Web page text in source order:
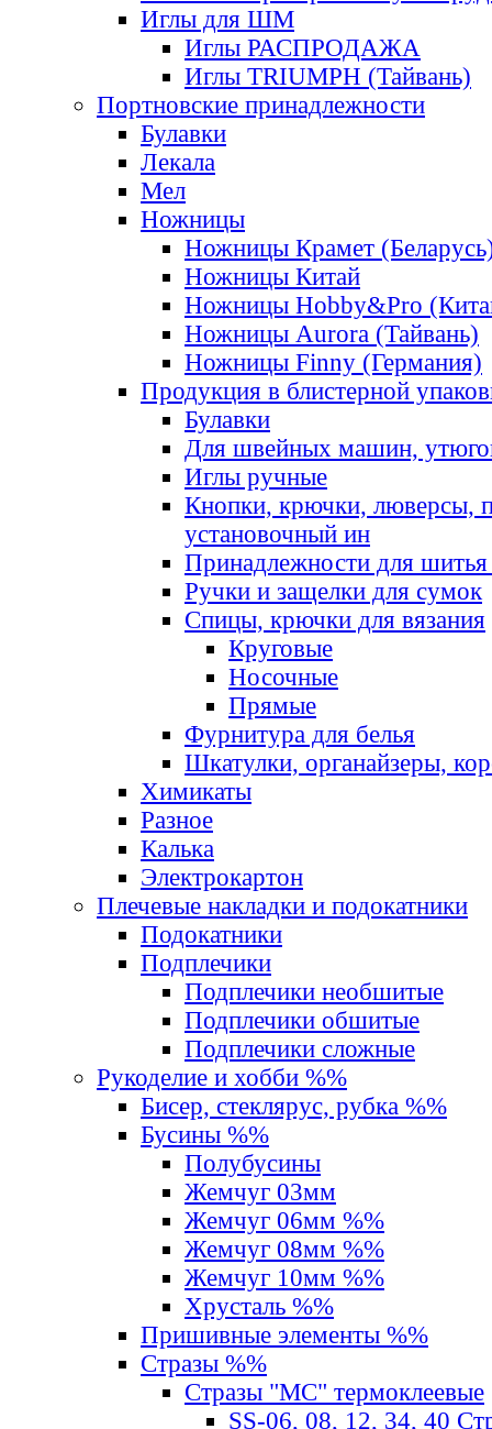
Иглы для ШМ
Иглы РАСПРОДАЖА
Иглы TRIUMPH (Тайвань)
Портновские принадлежности
Булавки
Лекала
Мел
Ножницы
Ножницы Крамет
Ножницы Китай
Ножницы Hobby&Pro
Ножницы Aurora (Тайвань)
Ножницы Finny (Германия)
Продукция в блистерной
Булавки
Для швейных машин,
Иглы ручные
Кнопки, крючки, люверсы,
установочный ин
Принадлежности для шитья
Ручки и защелки для сумок
Спицы, крючки для вязания
Круговые
Носочные
Прямые
Фурнитура для белья
Шкатулки, органайзеры,
Химикаты
Разное
Калька
Электрокартон
Плечевые накладки и подокатники
Подокатники
Подплечики
Подплечики необшитые
Подплечики обшитые
Подплечики сложные
Рукоделие и хобби %%
Бисер, стеклярус, рубка %%
Бусины %%
Полубусины
Жемчуг 03мм
Жемчуг 06мм %%
Жемчуг 08мм %%
Жемчуг 10мм %%
Хрусталь %%
Пришивные элементы %%
Стразы %%
Стразы "MС" термоклеевые
SS-06, 08, 12, 34, 40